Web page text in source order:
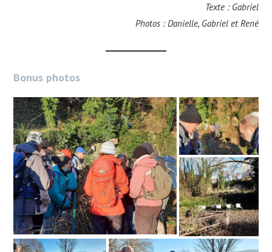
Texte : Gabriel
Photos : Danielle, Gabriel et René
Bonus photos